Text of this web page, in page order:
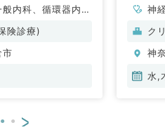
内科、循環器内
科、消化器内科、内
、膠原病科
険診療)
市
神
科
内
ク
神
水,
>